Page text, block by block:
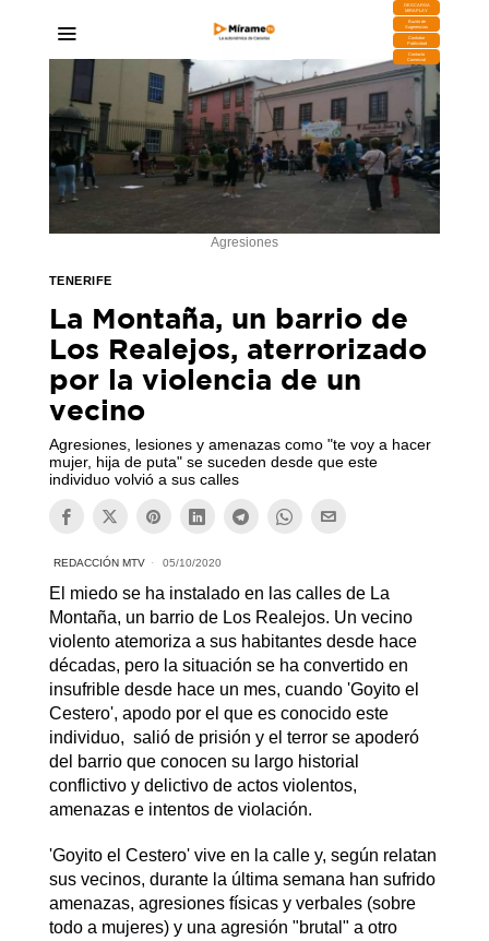
DESCARGA
MIRAPLAY
Buzón de
Sugerencias
Contratar
Publicidad
Contacto
Comercial
Agresiones
TENERIFE
La Montaña, un barrio de
Los Realejos, aterrorizado
por la violencia de un
vecino
Agresiones, lesiones y amenazas como "te voy a hacer
mujer, hija de puta" se suceden desde que este
individuo volvió a sus calles
REDACCIÓN MTV 05/10/2020
El miedo se ha instalado en las calles de La
Montaña, un barrio de Los Realejos. Un vecino
violento atemoriza a sus habitantes desde hace
décadas, pero la situación se ha convertido en
insufrible desde hace un mes, cuando 'Goyito el
Cestero', apodo por el que es conocido este
individuo, salió de prisión y el terror se apoderó
del barrio que conocen su largo historial
conflictivo y delictivo de actos violentos,
amenazas e intentos de violación.
'Goyito el Cestero' vive en la calle y, según relatan
sus vecinos, durante la última semana han sufrido
amenazas, agresiones físicas y verbales (sobre
todo a mujeres) y una agresión "brutal" a otro